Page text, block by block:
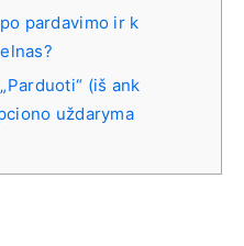
pardavimo ir k
(iš ank
uždaryma